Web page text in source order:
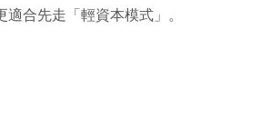
合先走「輕資本模式」。